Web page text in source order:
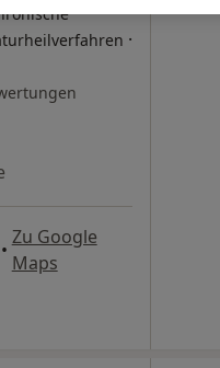
·
•
Zu Google
Maps